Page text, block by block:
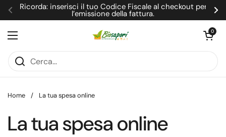
Passa ai contenuti
Precedente
Ricorda: inserisci il tuo Codice Fiscale al checkout per
l’emissione della fattura.
Apri menu
Apri
0
Home / La tua spesa online
La tua spesa online